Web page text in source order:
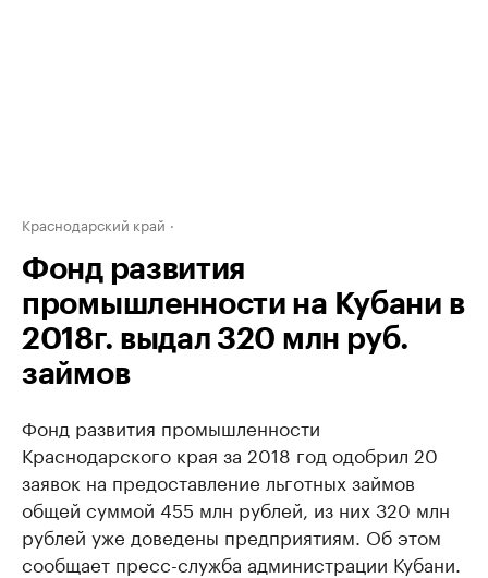
Краснодарский край
Фонд развития
промышленности на Кубани в
2018г. выдал 320 млн руб.
займов
Фонд развития промышленности
Краснодарского края за 2018 год одобрил 20
заявок на предоставление льготных займов
общей суммой 455 млн рублей, из них 320 млн
рублей уже доведены предприятиям. Об этом
сообщает пресс-служба администрации Кубани.